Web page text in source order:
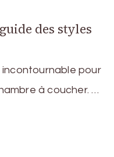
des styles
pour
à coucher. …